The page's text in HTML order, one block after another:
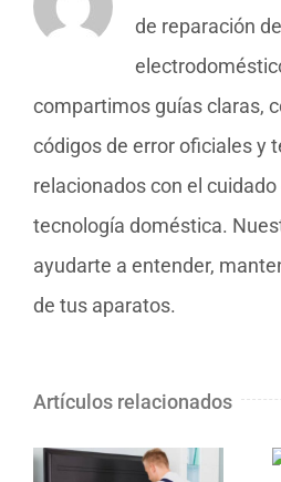
de reparación
compartimos guías claras,
códigos de error oficiales y
relacionados con el cuidado
tecnología doméstica.
ayudarte a entender,
de tus aparatos.
Artículos relacionados